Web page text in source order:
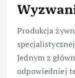
Produkcja
Jednym z
odpowiedniej